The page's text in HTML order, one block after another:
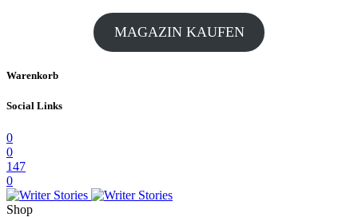
MAGAZIN KAUFEN
Warenkorb
Social Links
0
0
147
0
Shop